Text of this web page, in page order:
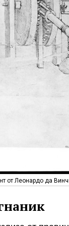
от Леонардо да